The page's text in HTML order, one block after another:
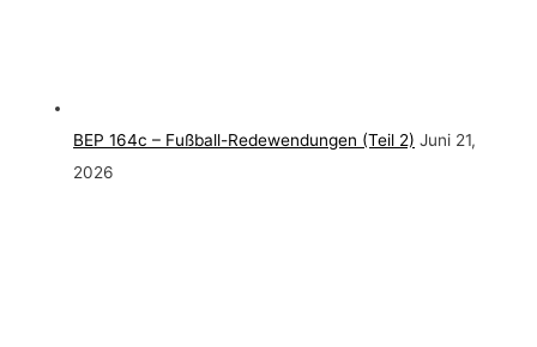
BEP 164c – Fußball-Redewendungen (Teil 2) Juni 21,
2026